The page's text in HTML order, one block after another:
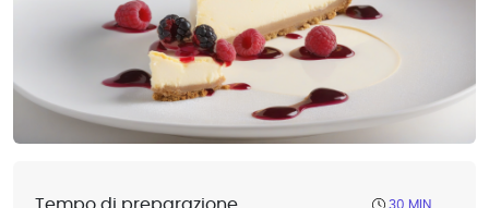
Tempo di preparazione 30 MIN